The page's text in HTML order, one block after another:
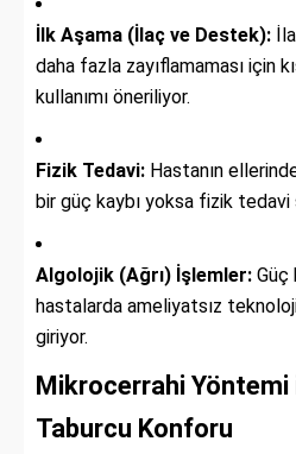
İlk Aşama (İlaç ve Destek):
daha fazla zayıflamaması için
kullanımı öneriliyor.
Fizik Tedavi: Hastanın
bir güç kaybı yoksa fizik tedavi
Algolojik (Ağrı) İşlemler: Güç
hastalarda ameliyatsız
giriyor.
Mikrocerrahi Yöntemi
Taburcu Konforu